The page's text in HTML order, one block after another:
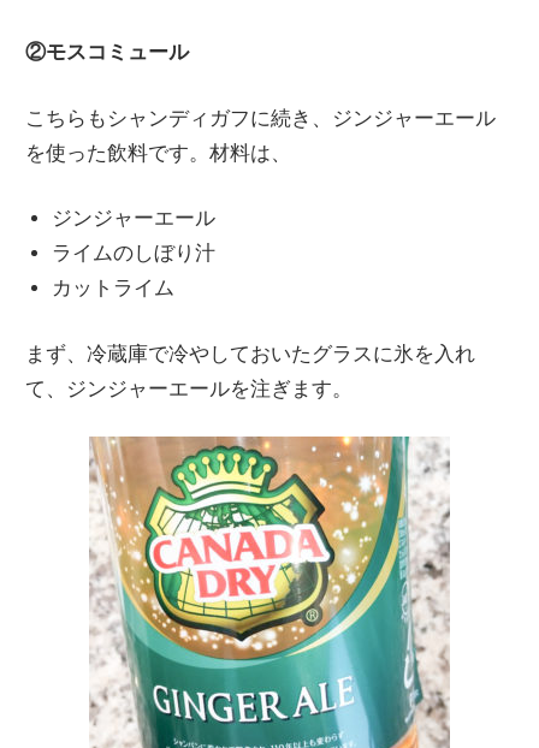
②モスコミュール
こちらもシャンディガフに続き、ジンジャーエール
を使った飲料です。材料は、
ジンジャーエール
ライムのしぼり汁
カットライム
まず、冷蔵庫で冷やしておいたグラスに氷を入れ
て、ジンジャーエールを注ぎます。